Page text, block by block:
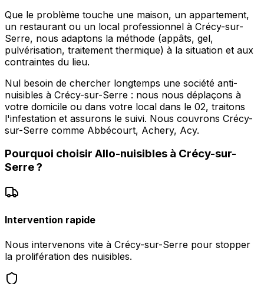
Que le problème touche une maison, un appartement,
un restaurant ou un local professionnel à Crécy-sur-
Serre, nous adaptons la méthode (appâts, gel,
pulvérisation, traitement thermique) à la situation et aux
contraintes du lieu.
Nul besoin de chercher longtemps une société anti-
nuisibles à Crécy-sur-Serre : nous nous déplaçons à
votre domicile ou dans votre local dans le 02, traitons
l'infestation et assurons le suivi. Nous couvrons Crécy-
sur-Serre comme Abbécourt, Achery, Acy.
Pourquoi choisir Allo-nuisibles à Crécy-sur-
Serre?
Intervention rapide
Nous intervenons vite à Crécy-sur-Serre pour stopper
la prolifération des nuisibles.